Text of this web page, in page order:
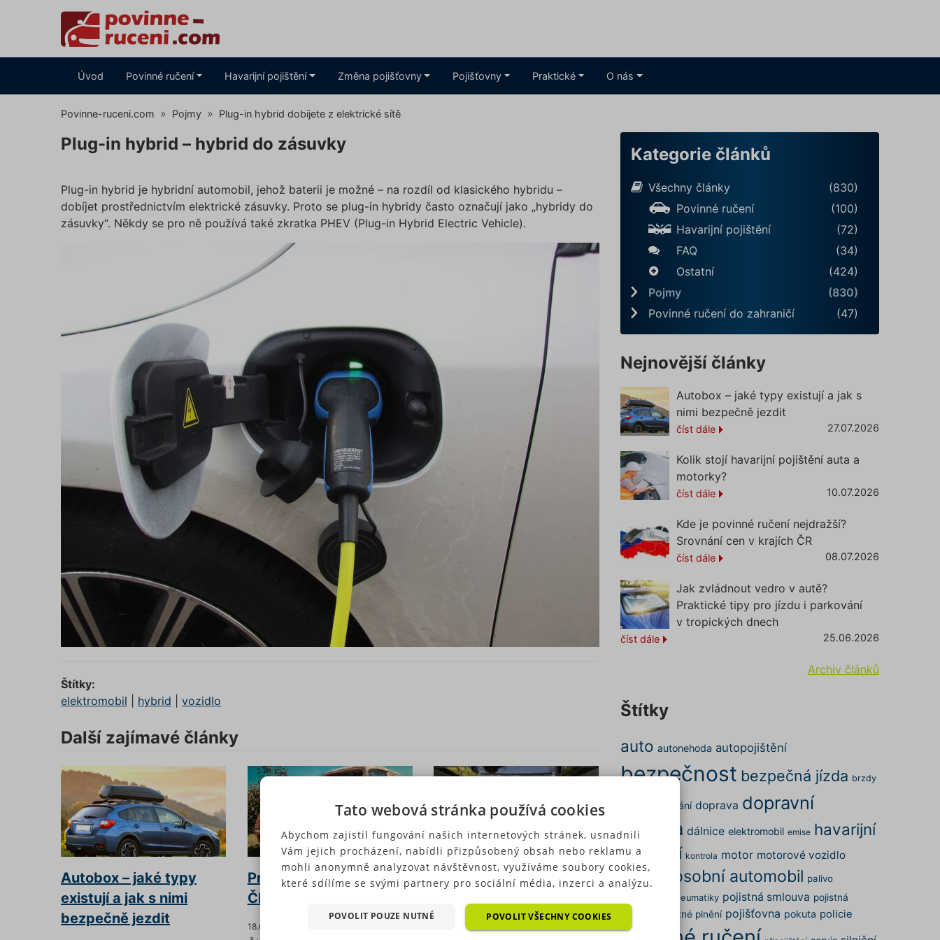
Úvod Povinné ručení Havarijní pojištění Změna pojišťovny Pojišťovny Praktické O nás
Povinne-ruceni.com Pojmy Plug-in hybrid dobijete z elektrické sítě
Plug-in hybrid – hybrid do zásuvky
Plug-in hybrid je hybridní automobil, jehož baterii je možné – na rozdíl od klasického hybridu –
dobíjet prostřednictvím elektrické zásuvky. Proto se plug-in hybridy často označují jako „hybridy do
zásuvky“. Někdy se pro ně používá také zkratka PHEV (Plug-in Hybrid Electric Vehicle).
Štítky:
elektromobil
hybrid vozidlo
Další zajímavé články
Autobox – jaké typy
existují a jak s nimi
bezpečně jezdit
Průměrné stáří vozidla v
ČR
18.05.2026
Panoramatická střecha:
co si dát pozor
Kategorie článků
Všechny články
(830)
Povinné ručení
(100)
Havarijní pojištění
(72)
FAQ
(34)
Ostatní
(424)
Pojmy
(830)
Povinné ručení do zahraničí
(47)
Nejnovější články
Autobox – jaké typy existují a jak s
nimi bezpečně jezdit
číst dále 27.07.2026
Kolik stojí havarijní pojištění auta a
motorky?
číst dále 10.07.2026
Kde je povinné ručení nejdražší?
Srovnání cen v krajích ČR
číst dále 08.07.2026
Jak zvládnout vedro v autě?
Praktické tipy pro jízdu i parkování
v tropických dnech
číst dále 25.06.2026
Archiv článků
Štítky
auto autonehoda autopojištění
bezpečnost bezpečná jízda brzdy
cestování doprava dopravní
nehoda dálnice elektromobil emise havarijní
pojištění kontrola motor motorové vozidlo
nehoda osobní automobil palivo
pneumatiky pojistná smlouva pojistná
pojistné plnění pojišťovna pokuta policie
Tato webová stránka používá cookies
Abychom zajistil fungování našich internetových stránek, usnadnili
Vám jejich procházení, nabídli přizpůsobený obsah nebo reklamu a
mohli anonymně analyzovat návštěvnost, využíváme soubory cookies,
které sdílíme se svými partnery pro sociální média, inzerci a analýzu.
soubory, nezařazené soubory) můžeme využívat pouze s Vaším
předchozím souhlasem, který můžete udělit zaškrtnutím políčka u
POVOLIT VŠECHNY COOKIES
POVOLIT POUZE NUTNÉ